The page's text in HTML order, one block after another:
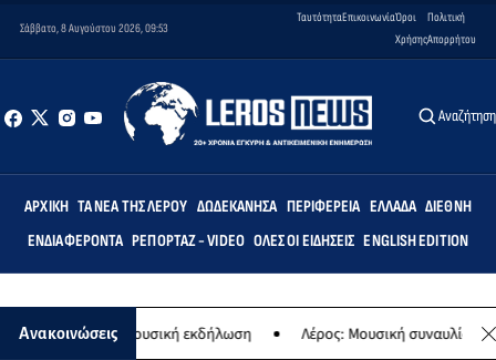
Σάββατο, 8 Αυγούστου 2026, 09:53
ΤαυτότηταΕπικοινωνίαΌροι
Χρήσης
Πολιτική
Απορρήτου
Αναζήτηση
ΑΡΧΙΚΉ ΤΑ ΝΈΑ ΤΗΣ ΛΈΡΟΥ ΔΩΔΕΚΆΝΗΣΑ ΠΕΡΙΦΈΡΕΙΑ ΕΛΛΆΔΑ ΔΙΕΘΝΉ
ΕΝΔΙΑΦΈΡΟΝΤΑ ΡΕΠΟΡΤΆΖ - VIDEO ΌΛΕΣ ΟΙ ΕΙΔΉΣΕΙΣ ENGLISH EDITION
Ανακοινώσεις- Μουσική εκδήλωση Λέρος: Μουσική συναυλία των